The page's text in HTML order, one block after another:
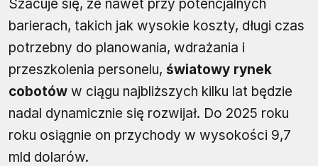
Szacuje się, że nawet przy potencjalnych
barierach, takich jak wysokie koszty, długi czas
potrzebny do planowania, wdrażania i
przeszkolenia personelu, światowy rynek
cobotów w ciągu najbliższych kilku lat będzie
nadal dynamicznie się rozwijał. Do 2025 roku
roku osiągnie on przychody w wysokości 9,7
mld dolarów.